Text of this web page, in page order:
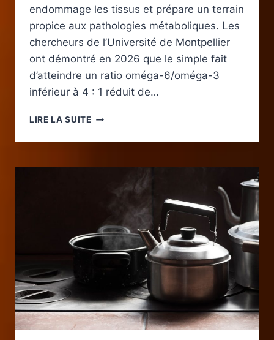
endommage les tissus et prépare un terrain
propice aux pathologies métaboliques. Les
chercheurs de l’Université de Montpellier
ont démontré en 2026 que le simple fait
d’atteindre un ratio oméga-6/oméga-3
inférieur à 4 : 1 réduit de…
LIRE LA SUITEADOPTER
ALIMENTATION
INFLAMMATOIRE
QUOTIDIEN
ASTUCES
EXEMPLES